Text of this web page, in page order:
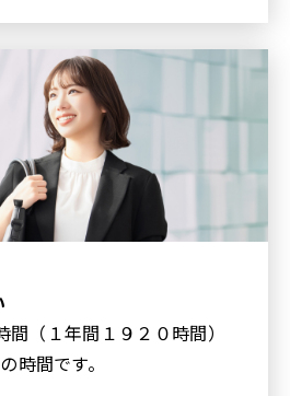
（１年間１９２０時間）
時間です。